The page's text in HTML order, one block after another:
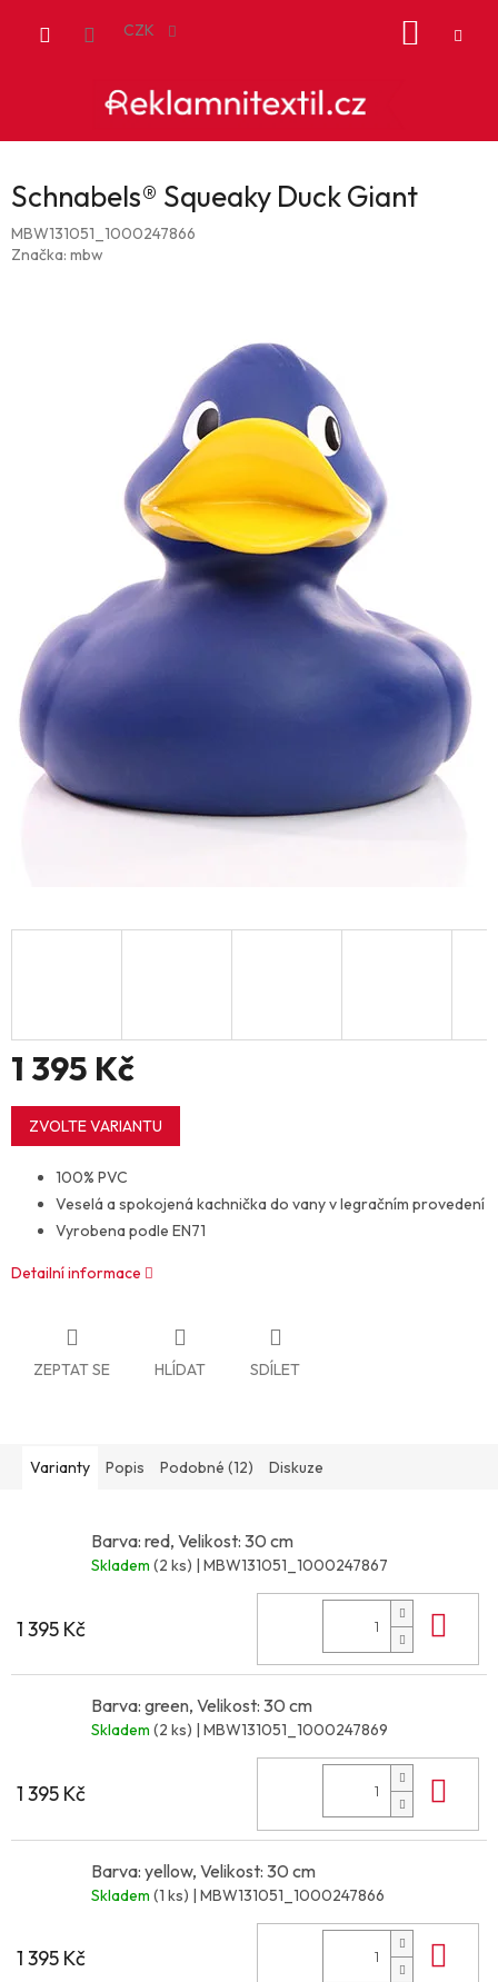
CZK
Schnabels® Squeaky Duck Giant
MBW131051_1000247866
Značka: mbw
1 395 Kč
Měrná
cena:
ZVOLTE VARIANTU
100% PVC
Veselá a spokojená kachnička do vany v legračním provedení
Vyrobena podle EN71
Detailní informace
ZEPTAT SE HLÍDAT SDÍLET
Varianty Popis Podobné (12) Diskuze
Barva: red, Velikost: 30 cm
Skladem (2 ks) | MBW131051_1000247867
1 395 Kč
Barva: green, Velikost: 30 cm
Skladem (2 ks) | MBW131051_1000247869
1 395 Kč
Barva: yellow, Velikost: 30 cm
Skladem (1 ks) | MBW131051_1000247866
1 395 Kč